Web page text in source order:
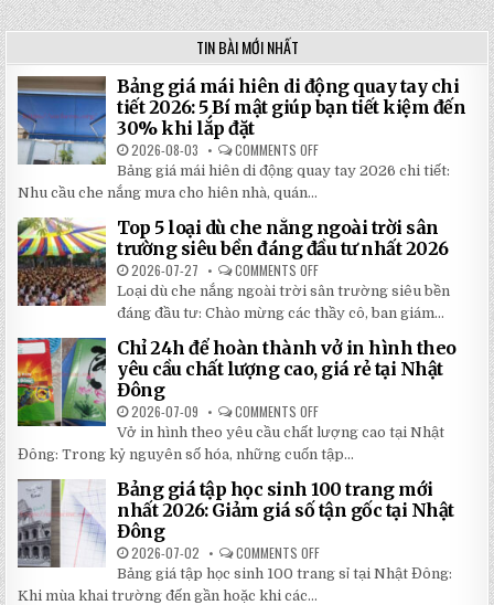
TIN BÀI MỚI NHẤT
Bảng giá mái hiên di động quay tay chi
tiết 2026: 5 Bí mật giúp bạn tiết kiệm đến
30% khi lắp đặt
2026-08-03 COMMENTS OFF
BẢNG
GIÁ
ĐỘNG
QUAY
TAY
TIẾT
2026:
5
BÍ
MẬT
GIÚP
BẠN
TIẾT
KHI
LẮP
ĐẶT
Bảng giá mái hiên di động quay tay 2026 chi tiết:
Nhu cầu che nắng mưa cho hiên nhà, quán...
Top 5 loại dù che nắng ngoài trời sân
trường siêu bền đáng đầu tư nhất 2026
2026-07-27 COMMENTS OFF
TOP
5
LOẠI
DÙ
CHE
NẮNG
NGOÀI
TRỜI
BỀN
ĐÁNG
ĐẦU
NHẤT
2026
Loại dù che nắng ngoài trời sân trường siêu bền
đáng đầu tư: Chào mừng các thầy cô, ban giám...
Chỉ 24h để hoàn thành vở in hình theo
yêu cầu chất lượng cao, giá rẻ tại Nhật
Đông
2026-07-09 COMMENTS OFF
CHỈ
24H
ĐỂ
HOÀN
VỞ
IN
HÌNH
YÊU
CHẤT
LƯỢNG
Vở in hình theo yêu cầu chất lượng cao tại Nhật
Đông: Trong kỷ nguyên số hóa, những cuốn tập...
Bảng giá tập học sinh 100 trang mới
nhất 2026: Giảm giá số tận gốc tại Nhật
Đông
2026-07-02 COMMENTS OFF
BẢNG
GIÁ
Bảng giá tập học sinh 100 trang sỉ tại Nhật Đông:
Khi mùa khai trường đến gần hoặc khi các...